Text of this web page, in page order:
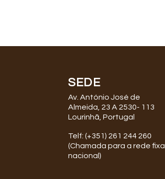
SEDE
Av. António José de
Almeida, 23 A 2530- 113
Lourinhã, Portugal
Telf: (+351) 261 244 260
(Chamada para a rede fixa
nacional)